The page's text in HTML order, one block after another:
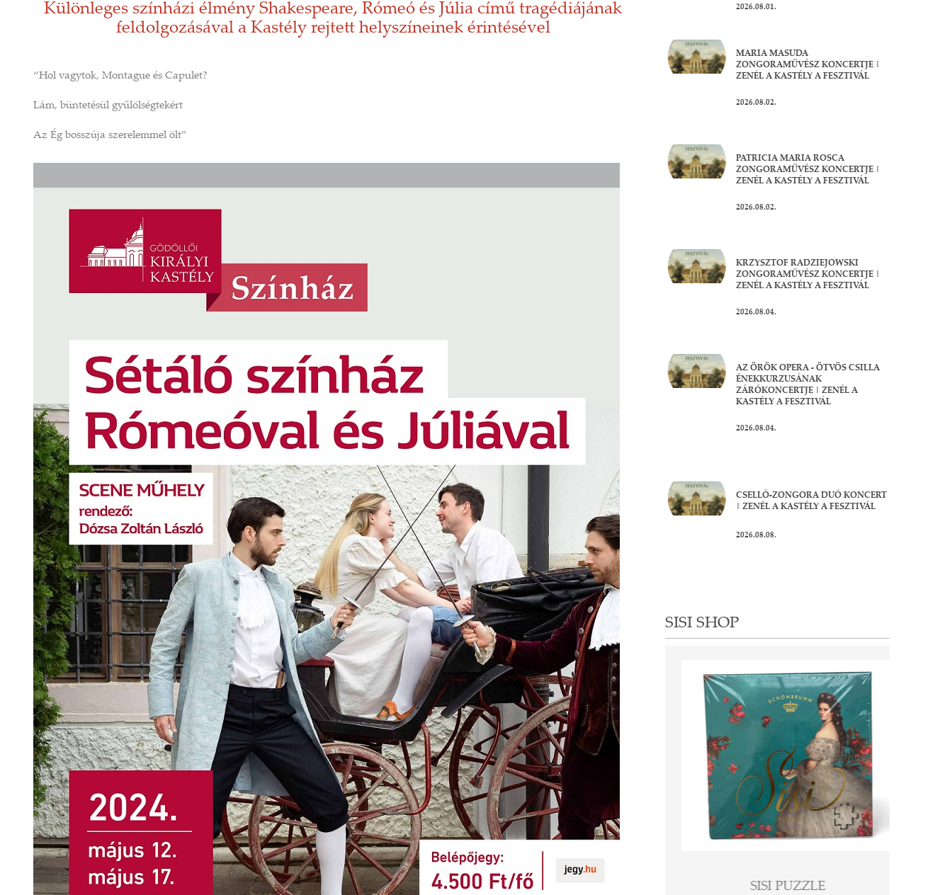
Különleges színházi élmény Shakespeare, Rómeó és Júlia című tragédiájának
feldolgozásával a Kastély rejtett helyszíneinek érintésével
“Hol vagytok, Montague és Capulet?
Lám, büntetésül gyűlölségtekért
Az Ég bosszúja szerelemmel ölt”
2026.08.01.
MARIA MASUDA
ZONGORAMŰVÉSZ KONCERTJE |
ZENÉL A KASTÉLY A FESZTIVÁL
2026.08.02.
PATRICIA MARIA ROSCA
ZONGORAMŰVÉSZ KONCERTJE |
ZENÉL A KASTÉLY A FESZTIVÁL
2026.08.02.
KRZYSZTOF RADZIEJOWSKI
ZONGORAMŰVÉSZ KONCERTJE |
ZENÉL A KASTÉLY A FESZTIVÁL
2026.08.04.
AZ ÖRÖK OPERA - ÖTVÖS CSILLA
ÉNEKKURZUSÁNAK
ZÁRÓKONCERTJE | ZENÉL A
KASTÉLY A FESZTIVÁL
2026.08.04.
CSELLÓ-ZONGORA DUÓ KONCERT
| ZENÉL A KASTÉLY A FESZTIVÁL
2026.08.08.
SISI SHOP
KIRÁLYFI BARNA
PÁRNAHUZAT SISI ÉS A
SISI PUZZLE TIDE LOVAS ÉKSZER SZETT